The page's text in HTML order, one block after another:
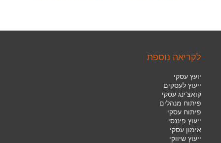
לקריאה נוספת
יועץ עסקי
ייעוץ לעסקים
קואצ'ינג עסקי
פיתוח מנהלים
פיתוח עסקי
ייעוץ פיננסי
אימון עסקי
ייעוץ שיווקי